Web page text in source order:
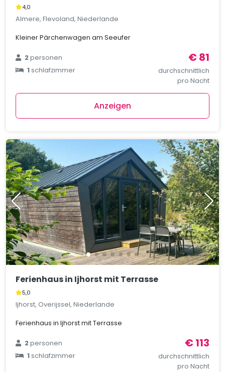
4,0
Almere, Flevoland, Niederlande
Kleiner Pärchenwagen am Seeufer
2personen
1schlafzimmer
€ 81
durchschnittlich
pro Nacht
Anzeigen
Ferienhaus in Ijhorst mit Terrasse
5,0
Ijhorst, Overijssel, Niederlande
Ferienhaus in Ijhorst mit Terrasse
2personen
1schlafzimmer
€ 113
durchschnittlich
pro Nacht